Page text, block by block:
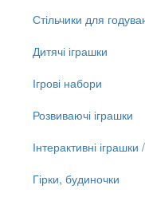
Стільчики для
Дитячі іграшки
Ігрові набори
Розвиваючі іграшки
Інтерактивні
Гірки, будиночки